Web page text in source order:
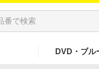
DVD・ブル